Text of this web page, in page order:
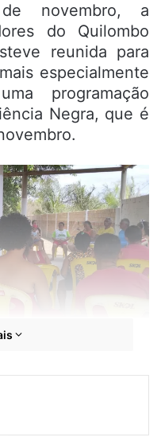
novembro, a
do Quilombo
reunida para
especialmente
programação
Negra, que é
11, sábado, será
comunidade. Pela
voltada